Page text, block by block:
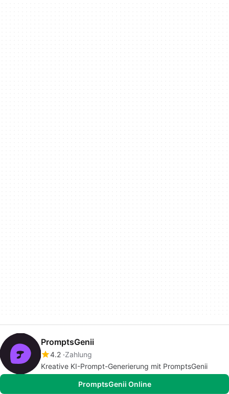
PromptsGenii
4.2 Zahlung
Kreative KI-Prompt-Generierung mit PromptsGenii
PromptsGenii Online